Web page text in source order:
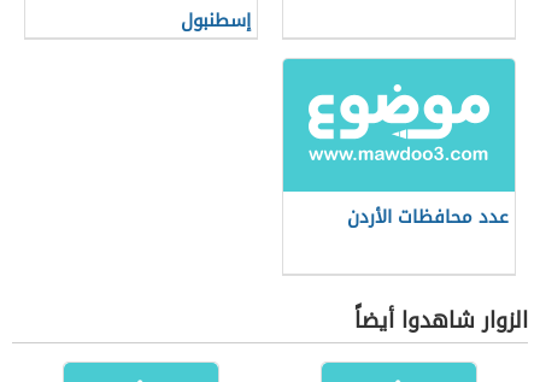
إسطنبول
عدد محافظات الأردن
الزوار شاهدوا أيضاً